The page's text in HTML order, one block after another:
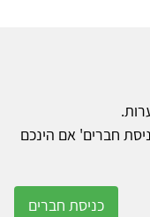
חברים' אם הינכם
כניסת חברים